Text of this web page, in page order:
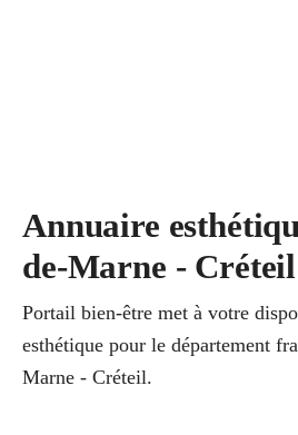
Annuaire
de-Marne - Créteil
Portail bien-être met à votre
esthétique pour le département
Marne - Créteil.